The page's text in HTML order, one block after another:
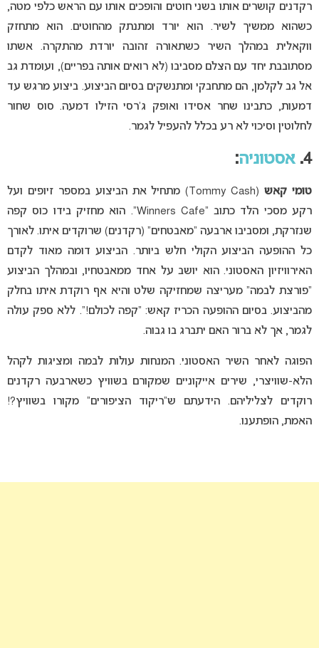
רקדנים קושרים אותו בשני חוטים והופכים אותו עם הראש כלפי מטה,
כשהוא ממשיך לשיר. הוא יורד ומתנתק מהחוטים. הוא מתחזק
ווקאלית במהלך השיר כשתאורה זהובה יורדת מהתקרה. אשתו
מסתובבת יחד עם הצלם מסביבו (לא רואים אותה בפריים), ועומדת גב
אל גב לקלמן, הם מתחבקי ומתנשקים בסיום הביצוע. ביצוע מרגש עד
דמעות, כתבינו שחר אסידו ואופק ג’רסי הזילו דמעה. סוס שחור
לחלוטין וסיכוי לא רע בכלל להעפיל לגמר.
4. אסטוניה:
טומי קאש
(Tommy Cash) מתחיל את הביצוע במספר זיופים ועל
רקע מסכי הלד כתוב “Winners Cafe”. הוא מחזיק בידו כוס קפה
שנזרקת, ומסביבו ארבעה “מאבטחים” (רקדנים) שרוקדים איתו. לאורך
כל ההופעה הביצוע הקולי חלש ביותר. הביצוע דומה מאוד לקדם
האירוויזיון האסטוני. הוא יושב על אחד ממאבטחיו, ובמהלך הביצוע
“פורצת לבמה” מעריצה שמחזיקה שלט והיא אף רוקדת איתו בחלק
מהביצוע. בסיום ההופעה הכריז קאש: “קפה לכולם!”. ללא ספק עולה
לגמר, אך לא ברור האם יתברג בו גבוה.
הפוגה לאחר השיר האסטוני. המנחות עולות לבמה ומציגות לקהל
הלא-שוויצרי, שירים אייקוניים שמקורם בשוויץ כשארבעה רקדנים
רוקדים לצליליהם. הידעתם ש”ריקוד הציפורים” מקורו בשוויץ?!
האמת, הופתענו.